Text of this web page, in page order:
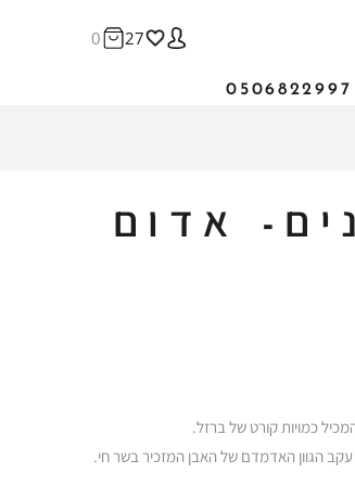
27
0
גדול 5 קנים- אדום
כמויות קורט של ברזל.